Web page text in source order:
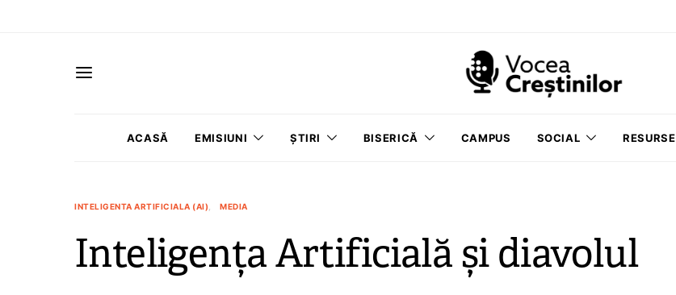
ACASĂ EMISIUNI ȘTIRI BISERICĂ CAMPUS SOCIAL RESURSE
INTELIGENTA ARTIFICIALA (AI) MEDIA
Inteligența Artificială și diavolul